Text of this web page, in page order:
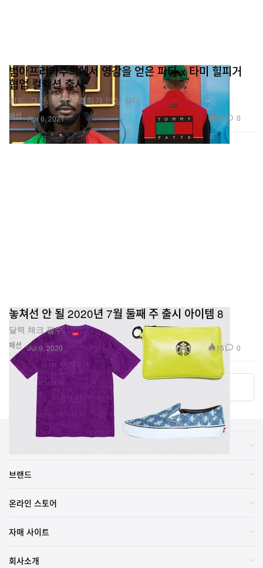
패션
범아프리카주의에서 영감을 얻은 파타 x 타미 힐피거
협업 컬렉션 출시
레드, 그린, 블랙의 조화가 인상 깊다.
Apr 6, 2021 81 0
패션
놓쳐선 안 될 2020년 7월 둘째 주 출시 아이템 8
달력 체크 필수.
Jul 9, 2020 15 0
더 알아보기
브랜드
온라인 스토어
자매 사이트
회사소개